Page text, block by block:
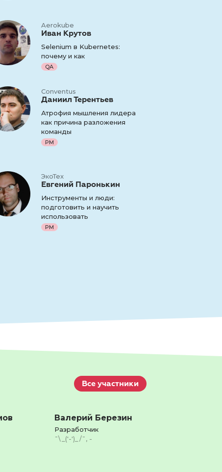
Aerokube
Иван Крутов
Selenium в Kubernetes:
почему и как
QA
Conventus
Даниил Терентьев
Атрофия мышления лидера
как причина разложения
команды
PM
ЭкоТех
Евгений Паронькин
Инструменты и люди:
подготовить и научить
использовать
PM
Все участники
Валерий Березин
Разработчик
¯\_('-')_/¯, -